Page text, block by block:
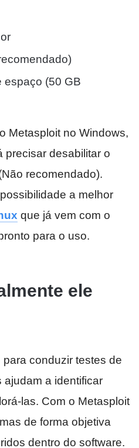
espaço (50 GB
Metasploit no Windows,
precisar desabilitar o
recomendado).
a melhor
que já vem com o
para o uso.
ele
conduzir testes de
a identificar
las. Com o Metasploit
de forma objetiva
dentro do software.